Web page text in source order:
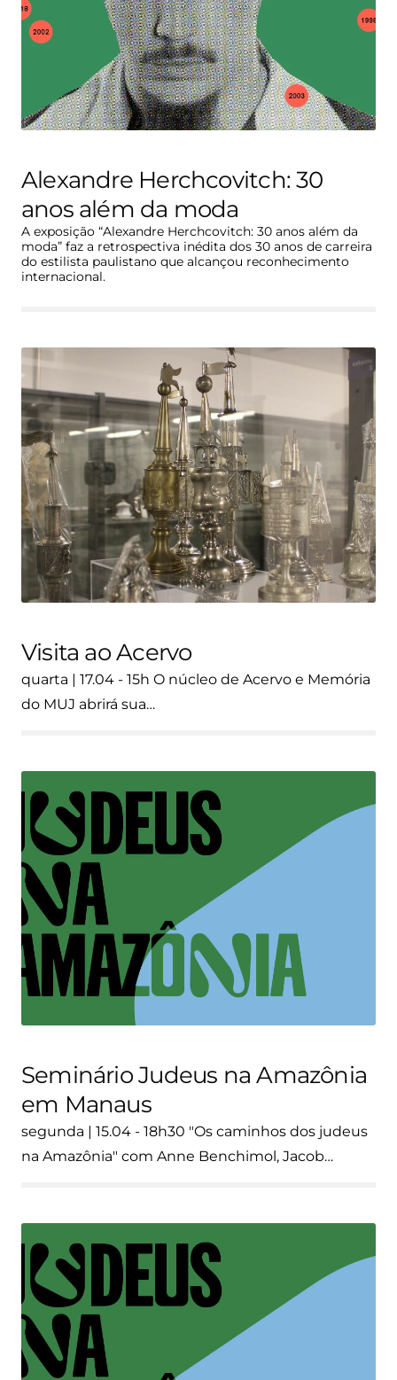
Alexandre Herchcovitch: 30
anos além da moda
A exposição “Alexandre Herchcovitch: 30 anos além da
moda” faz a retrospectiva inédita dos 30 anos de carreira
do estilista paulistano que alcançou reconhecimento
internacional.
Visita ao Acervo
quarta | 17.04 - 15h O núcleo de Acervo e Memória
do MUJ abrirá sua…
Seminário Judeus na Amazônia
em Manaus
segunda | 15.04 - 18h30 "Os caminhos dos judeus
na Amazônia" com Anne Benchimol, Jacob…